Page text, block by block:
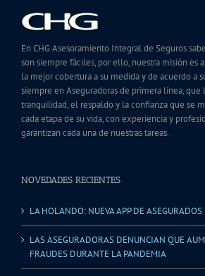
En CHG Asesoramiento Integral de Seguros
son siempre fáciles, por ello, nuestra misión es
la mejor cobertura a su medida y de acuerdo a
siempre en Aseguradoras de primera línea, que
tranquilidad, el respaldo y la confianza que se
cada etapa de su vida, con experiencia y
garantizan cada una de nuestras tareas.
NOVEDADES RECIENTES
LA HOLANDO: NUEVA APP DE ASEGURADOS
LAS ASEGURADORAS DENUNCIAN QUE
FRAUDES DURANTE LA PANDEMIA